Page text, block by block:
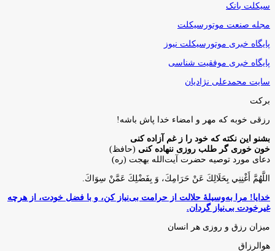
سیکلت بانک
مجله صنعت موتورسیکلت
پایگاه خبری موتورسیکلت نیوز
پایگاه خبری موفقیت شناسی
سایت محمدعلی نژادیان
برکت
رزقی خوبه كه مهر و امضاء خدا پاش باشه!
بشنو این نکته که خود را ز غم آزاده کنی
خون خوری گر طلب روزی ننهاده کنی (حافظ)
دعای مورد توصیه حضرت آیت‌الله بهجت (ره)
اللَّهُمَّ أَغْنِنِي بِحَلَالِكَ عَنْ حَرَامِكَ، وَ بِفَضْلِكَ عَمَّنْ سِوَاكَ‏.
خدایا! مرا به‌وسیلۀ حلالت از حرامت بی‌نیاز کن، و با فضل خودت، از هرچه
غیرخودت بی‌نیاز گردان.
میزان رزق و روزی هر انسان
هوالرزاق